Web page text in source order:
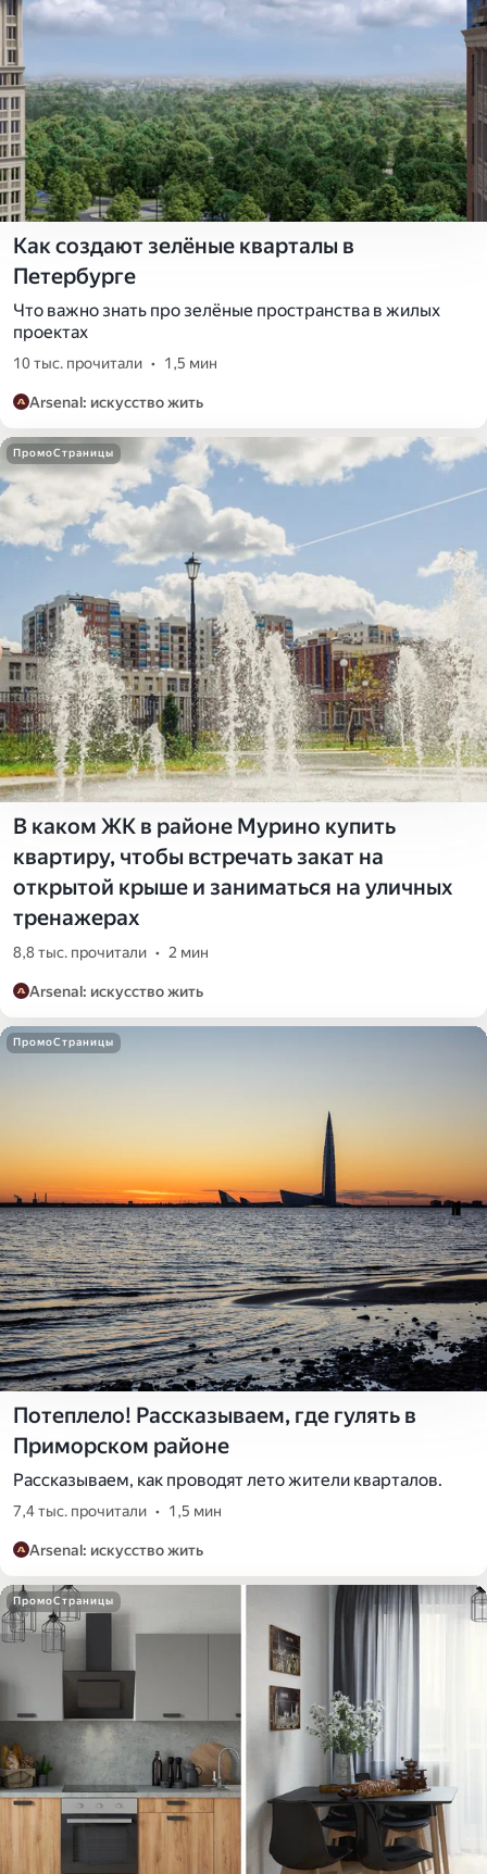
Как создают зелёные кварталы в
Петербурге
Что важно знать про зелёные пространства в жилых
проектах
10 тыс. прочитали • 1,5 мин
Arsenal: искусство жить
ПромоСтраницы
В каком ЖК в районе Мурино купить
квартиру, чтобы встречать закат на
открытой крыше и заниматься на уличных
тренажерах
8,8 тыс. прочитали • 2 мин
Arsenal: искусство жить
ПромоСтраницы
Потеплело! Рассказываем, где гулять в
Приморском районе
Рассказываем, как проводят лето жители кварталов.
7,4 тыс. прочитали • 1,5 мин
Arsenal: искусство жить
ПромоСтраницы